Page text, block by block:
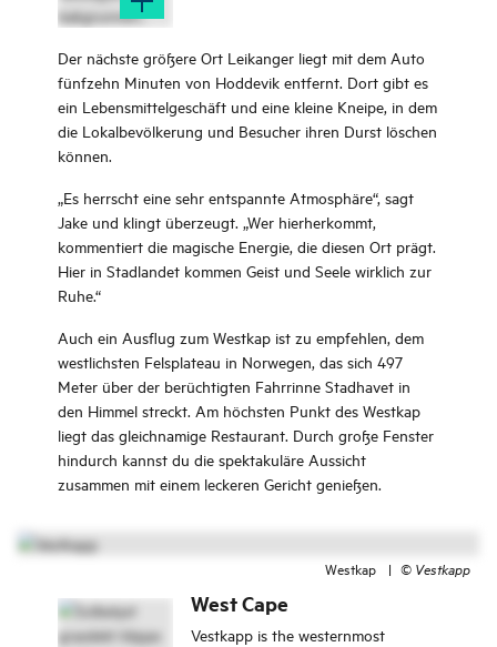
Der nächste größere Ort Leikanger liegt mit dem Auto
fünfzehn Minuten von Hoddevik entfernt. Dort gibt es
ein Lebensmittelgeschäft und eine kleine Kneipe, in dem
die Lokalbevölkerung und Besucher ihren Durst löschen
können.
„Es herrscht eine sehr entspannte Atmosphäre“, sagt
Jake und klingt überzeugt. „Wer hierherkommt,
kommentiert die magische Energie, die diesen Ort prägt.
Hier in Stadlandet kommen Geist und Seele wirklich zur
Ruhe.“
Auch ein Ausflug zum Westkap ist zu empfehlen, dem
westlichsten Felsplateau in Norwegen, das sich 497
Meter über der berüchtigten Fahrrinne Stadhavet in
den Himmel streckt. Am höchsten Punkt des Westkap
liegt das gleichnamige Restaurant. Durch große Fenster
hindurch kannst du die spektakuläre Aussicht
zusammen mit einem leckeren Gericht genießen.
Westkap | © Vestkapp
West Cape
Vestkapp is the westernmost